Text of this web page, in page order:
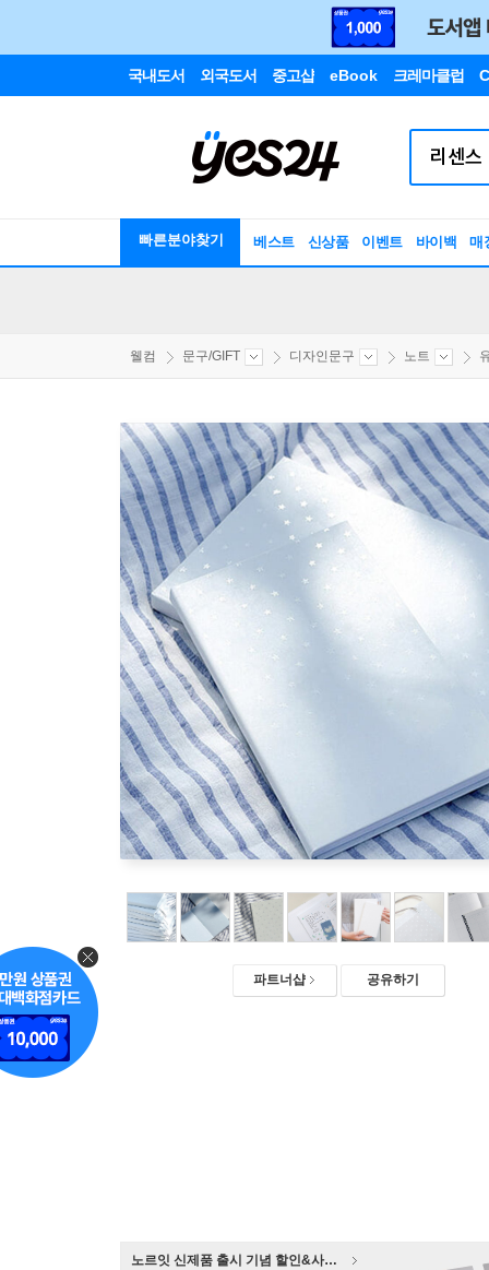
국내도서 외국도서 중고샵 eBook 크레마클럽
빠른분야찾기 베스트 신상품 이벤트 바이백 매
웰컴 문구/GIFT 디자인문구 노트
파트너샵 공유하기
노르잇 신제품 출시 기념 할인&사은품 증정!